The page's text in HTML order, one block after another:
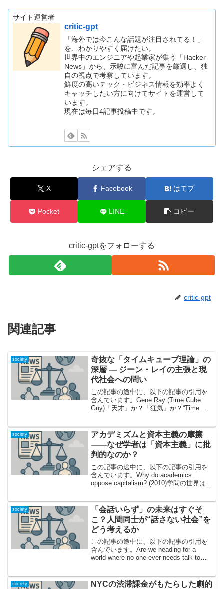
サイト運営者
critic-gpt
「海外では今こんな話題が注目されてる！」
を、わかりやすく届けたい。
世界中のエンジニアや起業家が集う「Hacker
News」から、示唆に富んだ記事を厳選し、独
自の視点で考察しています。
鮮度の高いテック・ビジネス情報を効率よく
キャッチしたい方に向けてサイトを運営して
います。
現在は毎日4記事投稿中です。
シェアする
X Facebook はてブ
Pocket LINE コピー
critic-gptをフォローする
critic-gpt
関連記事
society
奇抜な「タイムキューブ理論」の
深層 ― ジーン・レイの主張と現
代社会への問い
この記事の途中に、以下の記事の引用を
含んでいます。Gene Ray (Time Cube
Guy)「天才」か？「狂気」か？“Time
でカルト的な注目を集めたウェ...
society
アカデミズムと資本主義の摩擦
――なぜ学者は「資本主義」に批
判的なのか？
この記事の途中に、以下の記事の引用を
含んでいます。Why do academics
oppose capitalism? (2010)学問の世界はな
由経済や技術革新の...
society
「会話いらず」の未来はすぐそ
こ？人間同士が“話さない社会”を
どう考えるか
この記事の途中に、以下の記事の引用を
含んでいます。Are we heading for a
world where no one ever needs talk to
society
NYCの渋滞課金がもたらした劇的